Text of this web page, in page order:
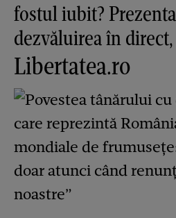
fostul iubit?
dezvăluirea în
Libertatea.ro